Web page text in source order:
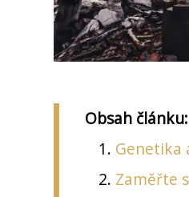
Obsah článku:
Genetika
Zaměřte